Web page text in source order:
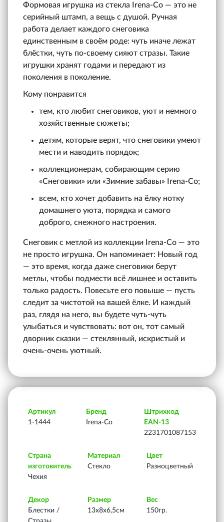
Формовая игрушка из стекла Irena‑Co — это не
серийный штамп, а вещь с душой. Ручная
работа делает каждого снеговика
единственным в своём роде: чуть иначе лежат
блёстки, чуть по-своему сияют стразы. Такие
игрушки хранят годами и передают из
поколения в поколение.
Кому понравится
тем, кто любит снеговиков, уют и немного
хозяйственные сюжеты;
детям, которые верят, что снеговики умеют
мести и наводить порядок;
коллекционерам, собирающим серию
«Снеговики» или «Зимние забавы» Irena‑Co;
всем, кто хочет добавить на ёлку нотку
домашнего уюта, порядка и самого
доброго, снежного настроения.
Снеговик с метлой из коллекции Irena‑Co — это
не просто игрушка. Он напоминает: Новый год
— это время, когда даже снеговики берут
метлы, чтобы подмести всё лишнее и оставить
только радость. Повесьте его повыше — пусть
следит за чистотой на вашей ёлке. И каждый
раз, глядя на него, вы будете чуть-чуть
улыбаться и чувствовать: вот он, тот самый
дворник сказки — стеклянный, искристый и
очень-очень уютный.
Артикул
1-1444
Бренд
Irena-Co
Штрихкод
EAN-13
2231701087153
Страна
изготовитель
Чехия
Материал
Стекло
Цвет
Разноцветный
Декор
Блестки /
Размер
13х8х6,5см
Вес
150гр.